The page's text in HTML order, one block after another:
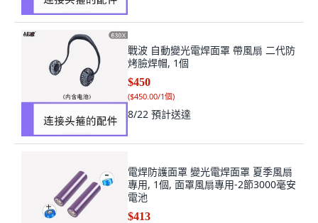
戰波 自動變光電焊面罩 帶風扇 二代防
烤臉焊帽, 1個
$450
($450.00/1個)
8/22 預計送達
電焊防護面罩 變光電焊面罩 夏季風扇
專用, 1個, 面罩風扇專用-2節3000毫安
電池
$413